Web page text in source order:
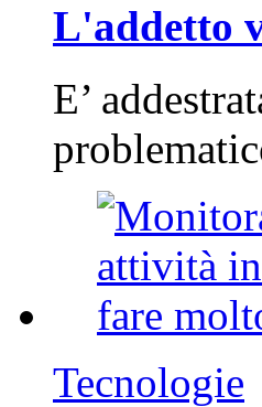
L'addetto
E’
Tecnologie